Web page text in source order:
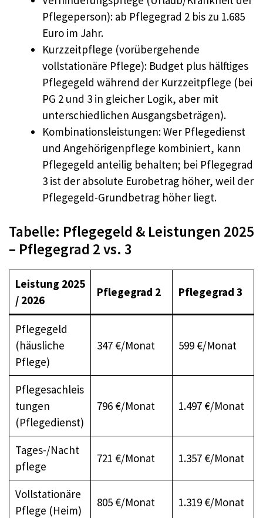
Pflegeperson): ab Pflegegrad 2 bis zu 1.685
Euro im Jahr.
Kurzzeitpflege (vorübergehende
vollstationäre Pflege): Budget plus hälftiges
Pflegegeld während der Kurzzeitpflege (bei
PG 2 und 3 in gleicher Logik, aber mit
unterschiedlichen Ausgangsbeträgen).
Kombinationsleistungen: Wer Pflegedienst
und Angehörigenpflege kombiniert, kann
Pflegegeld anteilig behalten; bei Pflegegrad
3 ist der absolute Eurobetrag höher, weil der
Pflegegeld-Grundbetrag höher liegt.
Tabelle: Pflegegeld & Leistungen 2025
– Pflegegrad 2 vs. 3
Leistung 2025
/ 2026
Pflegegrad 2 Pflegegrad 3
Pflegegeld
(häusliche
Pflege)
347 €/Monat 599 €/Monat ​
Pflegesachleis
tungen
(Pflegedienst)
796 €/Monat 1.497 €/Monat ​
Tages-/Nacht
pflege
721 €/Monat 1.357 €/Monat ​
Vollstationäre
Pflege (Heim)
805 €/Monat 1.319 €/Monat